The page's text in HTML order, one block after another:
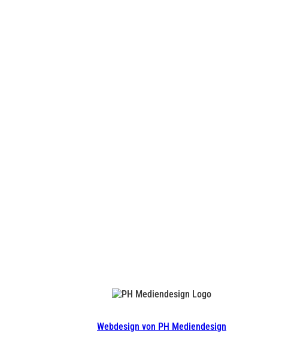
Webdesign von PH Mediendesign